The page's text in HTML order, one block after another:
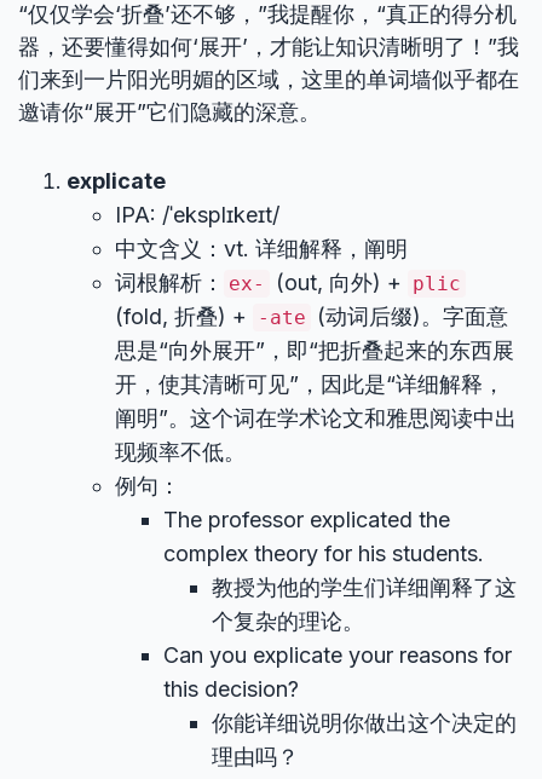
“仅仅学会‘折叠’还不够，”我提醒你，“真正的得分机
器，还要懂得如何‘展开’，才能让知识清晰明了！”我
们来到一片阳光明媚的区域，这里的单词墙似乎都在
邀请你“展开”它们隐藏的深意。
explicate
IPA: /ˈeksplɪkeɪt/
中文含义：vt. 详细解释，阐明
词根解析：
ex- (out, 向外) + plic
(fold, 折叠) + -ate
(动词后缀)。字面意
思是“向外展开”，即“把折叠起来的东西展
开，使其清晰可见”，因此是“详细解释，
阐明”。这个词在学术论文和雅思阅读中出
现频率不低。
例句：
The professor explicated the
complex theory for his students.
教授为他的学生们详细阐释了这
个复杂的理论。
Can you explicate your reasons for
this decision?
你能详细说明你做出这个决定的
理由吗？